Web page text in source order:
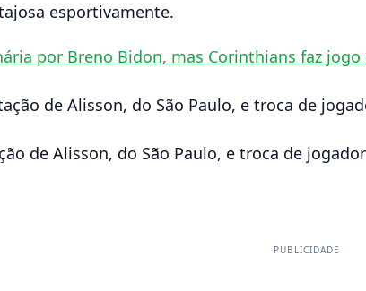
esportivamente.
por Breno Bidon, mas Corinthians faz jogo
de Alisson, do São Paulo, e troca de
PUBLICIDADE